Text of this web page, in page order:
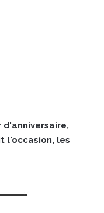
l'occasion, les